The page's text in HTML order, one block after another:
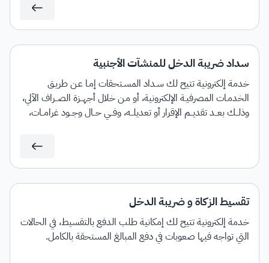
سداد ضريبة الدخل للمنشآت الأجنبية
خدمة إلكترونية تتيح لك سـداد المسـتحقات إمـا عـن طريـق
الخدمـات المصرفيـة الإلكترونية، أو مـن خلال أجهــزة الصــراف الآلي،
وذلــك بعــد تقديــم الإقرار أو تعديلــه، وفــي حــال وجــود غرامــات،
تقسيط الزكاة و ضريبة الدخل
خدمة إلكترونية تتيح لك إمكانية طلب الدفع بالتقسيط، في الحالات
التي تواجه فيها صعوبات في دفع المبالغ المستحقة بالكامل.